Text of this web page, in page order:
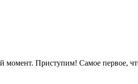
Приступим! Самое первое,